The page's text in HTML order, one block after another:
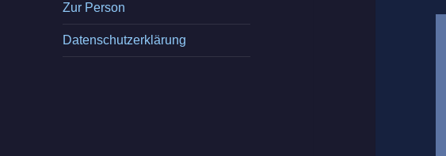
Zur Person
Datenschutzerklärung